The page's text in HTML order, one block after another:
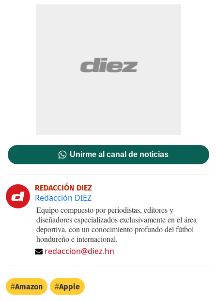
Unirme al canal de noticias
REDACCIÓN DIEZ
Redacción DIEZ
Equipo compuesto por periodistas, editores y
diseñadores especializados exclusivamente en el área
deportiva, con un conocimiento profundo del fútbol
hondureño e internacional.
redaccion@diez.hn
Amazon Apple